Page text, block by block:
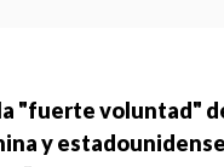
"fuerte voluntad"
y estadounidense